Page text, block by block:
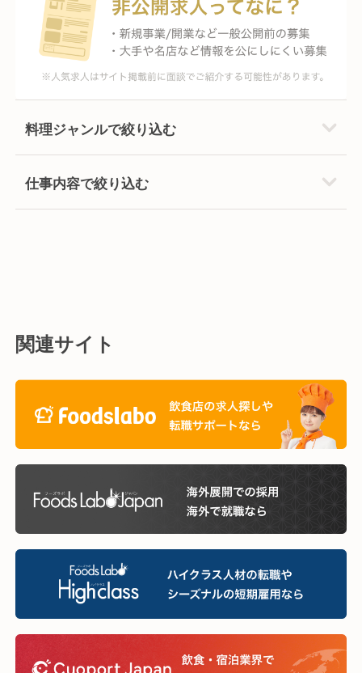
料理ジャンルで絞り込む
仕事内容で絞り込む
関連サイト